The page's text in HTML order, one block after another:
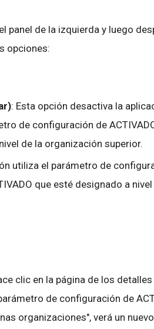
panel de la izquierda y luego
opciones:
: Esta opción desactiva la
de configuración de
de la organización superior.
utiliza el parámetro de
que esté designado a
clic en la página de los
de configuración de
organizaciones", verá un